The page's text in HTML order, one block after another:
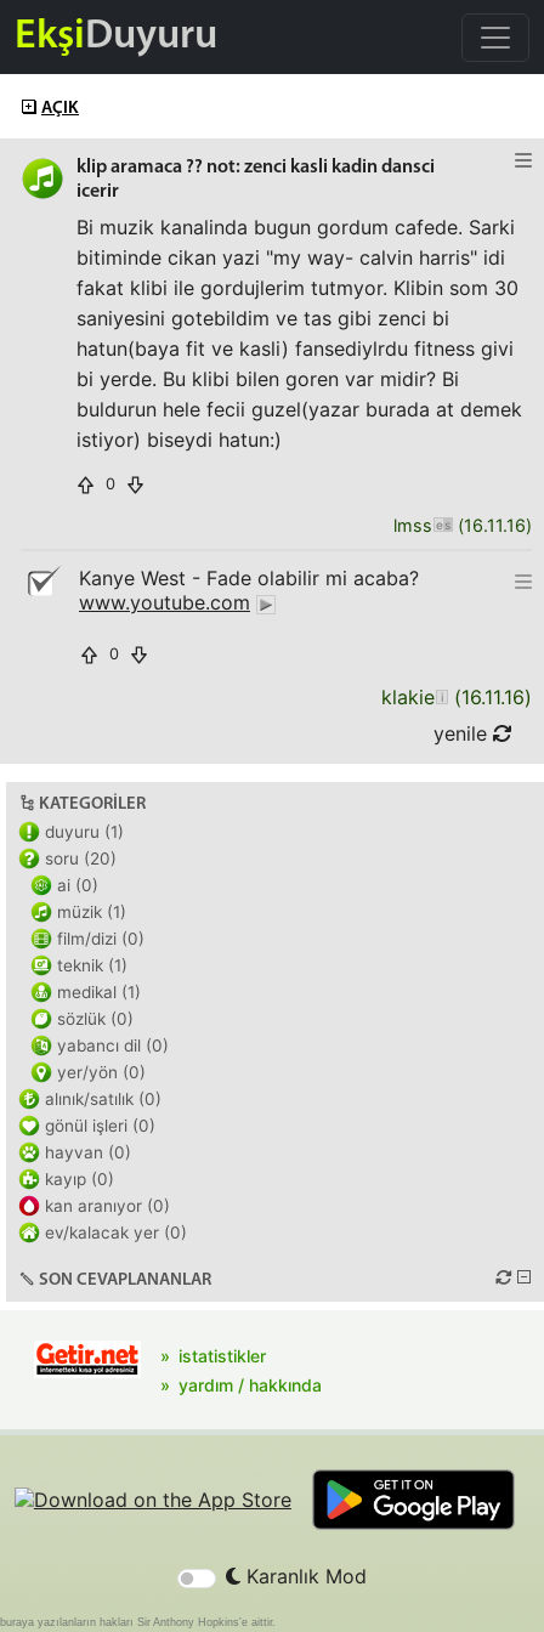
EkşiDuyuru
AÇIK
klip aramaca ?? not: zenci kasli kadin dansci
icerir
Bi muzik kanalinda bugun gordum cafede. Sarki
bitiminde cikan yazi "my way- calvin harris" idi
fakat klibi ile gordujlerim tutmyor. Klibin som 30
saniyesini gotebildim ve tas gibi zenci bi
hatun(baya fit ve kasli) fansediylrdu fitness givi
bi yerde. Bu klibi bilen goren var midir? Bi
buldurun hele fecii guzel(yazar burada at demek
istiyor) biseydi hatun:)
0
lmss (16.11.16)
Kanye West - Fade olabilir mi acaba?
www.youtube.com
0
klakie (16.11.16)
yenile
KATEGORILER
duyuru (1)
soru (20)
ai (0)
müzik (1)
film/dizi (0)
teknik (1)
medikal (1)
sözlük (0)
yabancı dil (0)
yer/yön (0)
alınık/satılık (0)
gönül işleri (0)
hayvan (0)
kayıp (0)
kan aranıyor (0)
ev/kalacak yer (0)
SON CEVAPLANANLAR
istatistikler
yardım / hakkında
Karanlık Mod
buraya yazılanların hakları Sir Anthony Hopkins'e aittir.